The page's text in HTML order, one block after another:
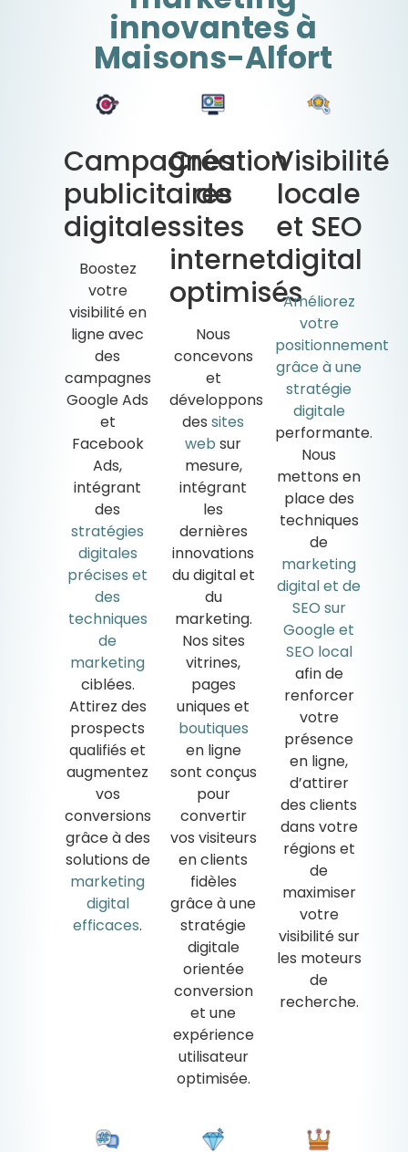
innovantes à
Maisons-Alfort
Campagnes
publicitaires
digitales
Boostez
votre
visibilité en
ligne avec
des
campagnes
Google Ads
et
Facebook
Ads,
intégrant
des
stratégies
digitales
précises et
des
techniques
de
marketing
ciblées.
Attirez des
prospects
qualifiés et
augmentez
vos
conversions
grâce à des
solutions de
marketing
digital
efficaces.
Création
de
sites
internet
optimisés
Nous
concevons
et
développons
des sites
web sur
mesure,
intégrant
les
dernières
innovations
du digital et
du
marketing.
Nos sites
vitrines,
pages
uniques et
boutiques
en ligne
sont conçus
pour
convertir
vos visiteurs
en clients
fidèles
grâce à une
stratégie
digitale
orientée
conversion
et une
expérience
utilisateur
optimisée.
Visibilité
locale
et SEO
digital
Améliorez
votre
positionnement
grâce à une
stratégie
digitale
performante.
Nous
mettons en
place des
techniques
de
marketing
digital et de
SEO sur
Google et
SEO local
afin de
renforcer
votre
présence
en ligne,
d’attirer
des clients
dans votre
régions et
de
maximiser
votre
visibilité sur
les moteurs
de
recherche.